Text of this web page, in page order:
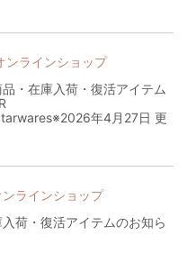
ンラインショップ
・在庫入荷・復活アイテム
年4月27日 更
ンラインショップ
荷・復活アイテムのお知ら